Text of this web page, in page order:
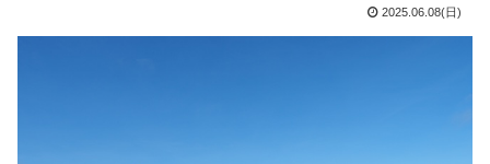
2025.06.08(日)